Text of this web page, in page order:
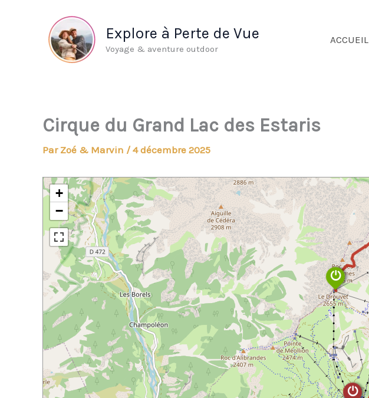
Explore à Perte de Vue
Voyage & aventure outdoor
ACCUEIL
Cirque du Grand Lac des Estaris
Par Zoé & Marvin /4 décembre 2025
+
−